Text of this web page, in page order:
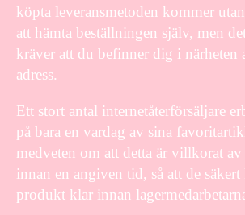
köpta leveransmetoden kommer
att hämta beställningen själv, men
kräver att du befinner dig i närheten
adress.
Ett stort antal internetåterförsäljare
på bara en vardag av sina
medveten om att detta är villkorat
innan en angiven tid, så att de
produkt klar innan